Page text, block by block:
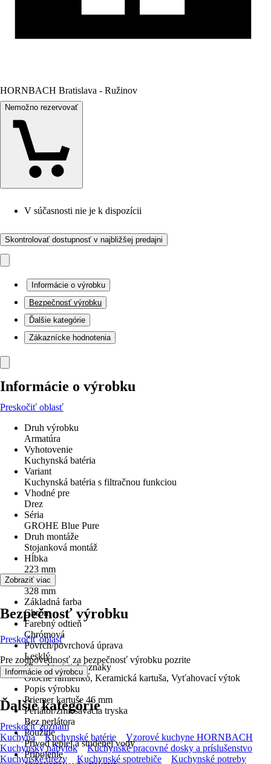
HORNBACH Bratislava - Ružinov
Nemožno rezervovať
V súčasnosti nie je k dispozícii
Skontrolovať dostupnosť v najbližšej predajni
Informácie o výrobku
Bezpečnosť výrobku
Ďalšie kategórie
Zákaznícke hodnotenia
Informácie o výrobku
Preskočiť oblasť
Druh výrobku
Armatúra
Vyhotovenie
Kuchynská batéria
Variant
Kuchynská batéria s filtračnou funkciou
Vhodné pre
Drez
Séria
GROHE Blue Pure
Druh montáže
Stojanková montáž
Hĺbka
223 mm
Výška
328 mm
Základná farba
Chróm
Farebný odtieň
Chrómová
Povrch/povrchová úprava
Lesklý
Charakteristické znaky
Otočné ramienko, Keramická kartuša, Vyťahovací výtok
Popis výrobku
Priemer kartuše 46 mm
Perlátor/zmiešavacia tryska
Bez perlátora
Použitie
Prívod teplej a studenej vody
Pripojenie
Zobraziť viac
Bezpečnosť výrobku
Preskočiť oblasť
Pre zodpovednosť za bezpečnosť výrobku pozrite
Informácie od výrobcu .
Ďalšie kategórie
Preskočiť zoznam
Kuchyňa
Kuchynské batérie
Vzorové kuchyne HORNBACH
Kuchynský nábytok
Kuchynské pracovné dosky a príslušenstvo
Kuchynské drezy
Kuchynské spotrebiče Kuchynské potreby